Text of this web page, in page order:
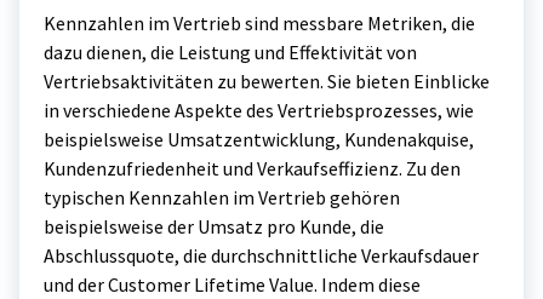
Kennzahlen im Vertrieb sind messbare Metriken, die
dazu dienen, die Leistung und Effektivität von
Vertriebsaktivitäten zu bewerten. Sie bieten Einblicke
in verschiedene Aspekte des Vertriebsprozesses, wie
beispielsweise Umsatzentwicklung, Kundenakquise,
Kundenzufriedenheit und Verkaufseffizienz. Zu den
typischen Kennzahlen im Vertrieb gehören
beispielsweise der Umsatz pro Kunde, die
Abschlussquote, die durchschnittliche Verkaufsdauer
und der Customer Lifetime Value. Indem diese